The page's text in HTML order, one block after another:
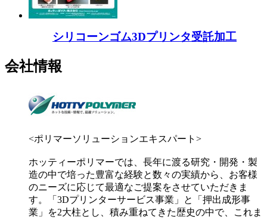
シリコーンゴム3Dプリンタ受託加工
会社情報
<ポリマーソリューションエキスパート>
ホッティーポリマーでは、長年に渡る研究・開発・製
造の中で培った豊富な経験と数々の実績から、お客様
のニーズに応じて最適なご提案をさせていただきま
す。「3Dプリンターサービス事業」と「押出成形事
業」を2大柱とし、積み重ねてきた歴史の中で、これま